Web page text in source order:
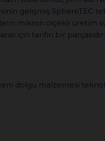
gelişmiş SphereTEC
mikron ölçekli
için tarifin bir
dolgu malzemesi